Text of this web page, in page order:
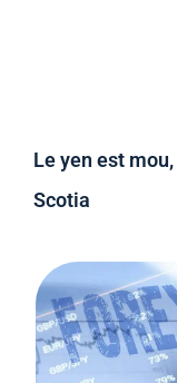
Le yen est
Scotia